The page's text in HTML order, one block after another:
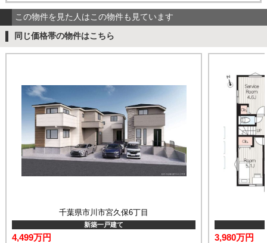
この物件を見た人はこの物件も見ています
同じ価格帯の物件はこちら
千葉県市川市宮久保6丁目
新築一戸建て
4,499万円 3,980万円